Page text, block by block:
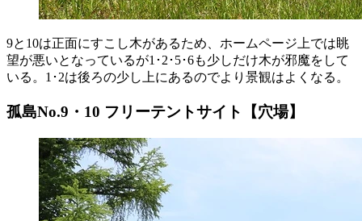
9と10は正面にすこし木があるため、ホームページ上では眺
望が悪いとなっているが1･2･5･6も少しだけ木が邪魔をして
いる。1･2は後ろの少し上にあるのでより景観はよくなる。
孤島No.9・10 フリーテントサイト【穴場】